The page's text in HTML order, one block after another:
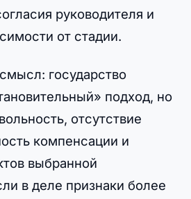
руководителя и
от стадии.
государство
подход, но
отсутствие
компенсации и
выбранной
в деле признаки более